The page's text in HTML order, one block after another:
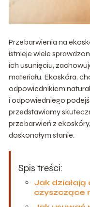
Przebarwienia na
istnieje wiele
ich usunięciu,
materiału. Ekoskóra,
odpowiednikiem
i odpowiedniego
przedstawiamy
przebarwień z
doskonałym stanie.
Spis treści:
Jak
czyszczące